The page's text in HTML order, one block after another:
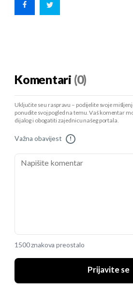
Komentari (0)
Uključite se u raspravu – podijelite svoje
ponudite svoj pogled na temu. Vaš komentar
dijalog i obogatiti zajednicu našeg portala.
Važna obavijest !
1500 znakova preostalo
Prijavite se